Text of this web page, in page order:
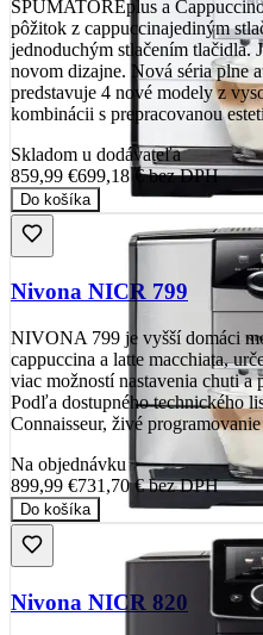
SPUMATOREplus a
pôžitok z cappuccinajediným
jednoduchým stlačením tlačidla.
novom dizajne. Nová séria plne
predstavuje 4 nové modely z
kombinácii s prepracovanou
Skladom u dodávateľa
859,99 €699,18 €bez DPH
Do košíka
Nivona NICR 799
NIVONA 799 je vyšší domáci
cappuccina a latte macchiata,
viac možností nastavenia chuti a
Podľa dostupného technického
Connaisseur, živé
Na objednávku
899,99 €731,70 €bez DPH
Do košíka
Nivona NICR 820